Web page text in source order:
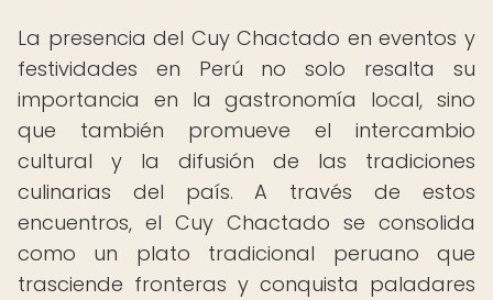
La presencia del Cuy Chactado en eventos y
festividades en Perú no solo resalta su
importancia en la gastronomía local, sino
que también promueve el intercambio
cultural y la difusión de las tradiciones
culinarias del país. A través de estos
encuentros, el Cuy Chactado se consolida
como un plato tradicional peruano que
trasciende fronteras y conquista paladares